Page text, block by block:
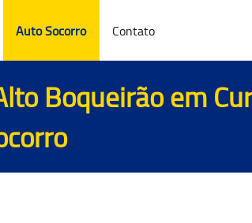
Auto Socorro Contato
Boqueirão em